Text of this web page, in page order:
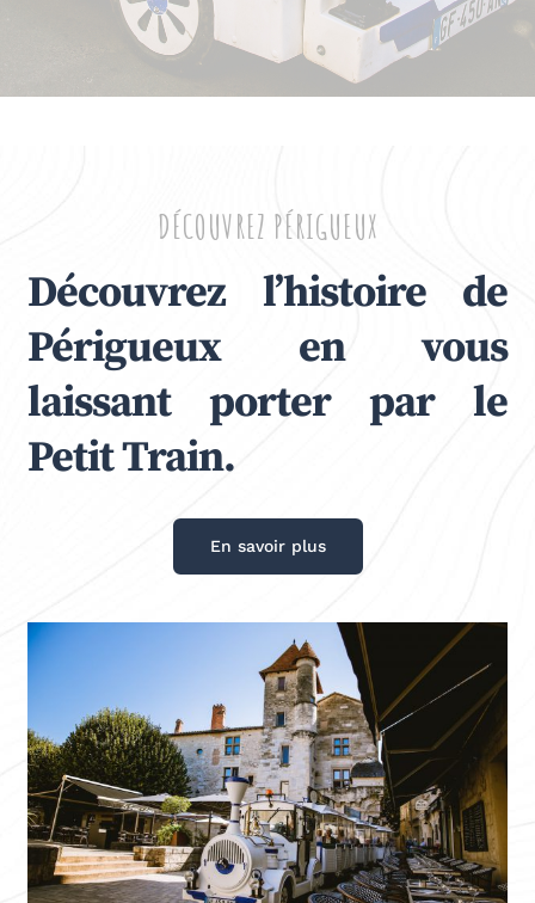
DÉCOUVREZ PÉRIGUEUX
Découvrez l’histoire de
Périgueux en vous
laissant porter par le
Petit Train.
En savoir plus